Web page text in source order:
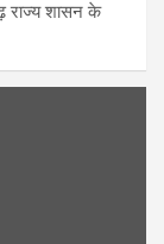
राज्य शासन के